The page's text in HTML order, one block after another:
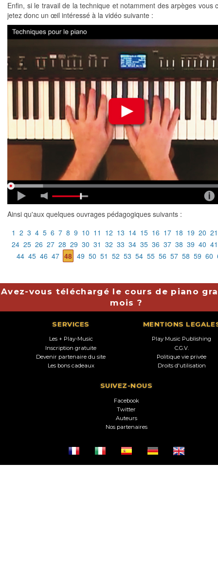
Enfin, si le travail de la technique et notamment des arpèges vous
jetez donc un œil intéressé à la vidéo suivante :
Ainsi qu'aux quelques ouvrages pédagogiques suivants :
1 2 3 4 5 6 7 8 9 10 11 12 13 14 15 16 17 18 19 20 21
24 25 26 27 28 29 30 31 32 33 34 35 36 37 38 39 40 41
44 45 46 47 48 49 50 51 52 53 54 55 56 57 58 59 60
Avez-vous téléchargé le cours de piano
mois ?
SERVICES
Les + Play-Music
Inscription gratuite
Devenir partenaire du site
Les bons cadeaux
MENTIONS
Play Music Publishing
C.G.V.
Politique vie privée
Droits d'utilisation
SUIVEZ-NOUS
Facebook
Twitter
Auteurs
Nos partenaires